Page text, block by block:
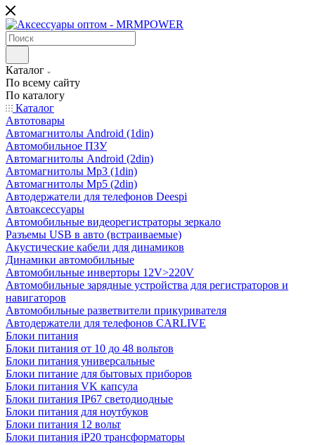
Каталог
По всему сайту
По каталогу
Каталог
Автотовары
Автомагнитолы Android (1din)
Автомобильное ПЗУ
Автомагнитолы Android (2din)
Автомагнитолы Mp3 (1din)
Автомагнитолы Mp5 (2din)
Автодержатели для телефонов Deespi
Автоаксессуары
Автомобильные видеорегистраторы зеркало
Разъемы USB в авто (встраиваемые)
Акустические кабели для динамиков
Динамики автомобильные
Автомобильные инверторы 12V>220V
Автомобильные зарядные устройства для регистраторов и
навигаторов
Автомобильные разветвители прикуривателя
Автодержатели для телефонов CARLIVE
Блоки питания
Блоки питания от 10 до 48 вольтов
Блоки питания универсальные
Блоки питание для бытовых приборов
Блоки питания VK капсула
Блоки питания IP67 светодиодные
Блоки питания для ноутбуков
Блоки питания 12 вольт
Блоки питания iP20 трансформаторы